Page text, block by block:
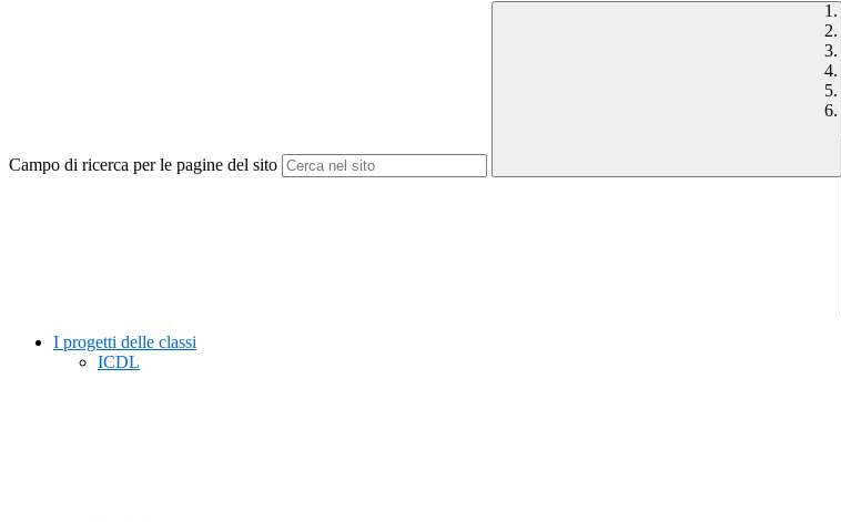
Campo di ricerca per le pagine del sito
I progetti delle classi
ICDL